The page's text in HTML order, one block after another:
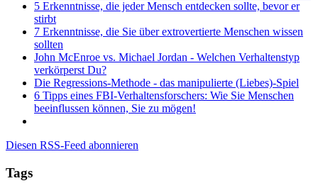
5 Erkenntnisse, die jeder Mensch entdecken sollte, bevor er
stirbt
7 Erkenntnisse, die Sie über extrovertierte Menschen wissen
sollten
John McEnroe vs. Michael Jordan - Welchen Verhaltenstyp
verkörperst Du?
Die Regressions-Methode - das manipulierte (Liebes)-Spiel
6 Tipps eines FBI-Verhaltensforschers: Wie Sie Menschen
beeinflussen können, Sie zu mögen!
Diesen RSS-Feed abonnieren
Tags